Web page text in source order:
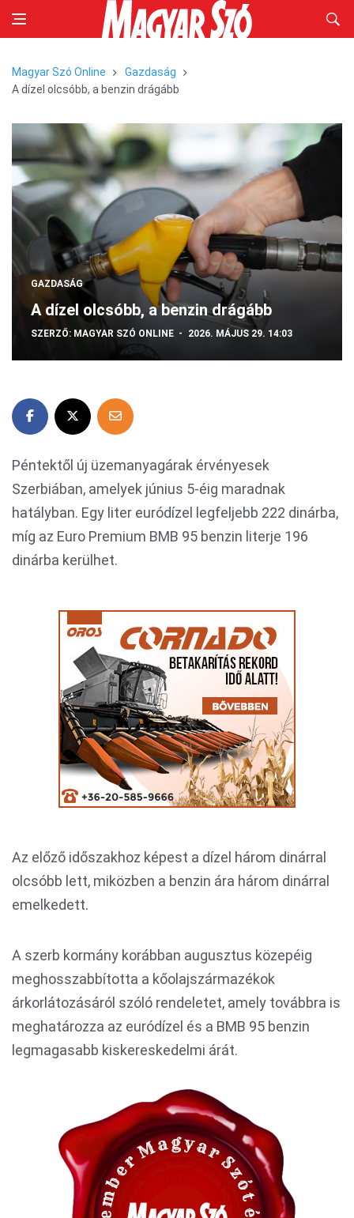
Magyar Szó Online
Gazdaság
A dízel olcsóbb, a benzin drágább
GAZDASÁG
A dízel olcsóbb, a benzin drágább
SZERZŐ: MAGYAR SZÓ ONLINE 2026. MÁJUS 29. 14:03
Péntektől új üzemanyagárak érvényesek
Szerbiában, amelyek június 5-éig maradnak
hatályban. Egy liter euródízel legfeljebb 222 dinárba,
míg az Euro Premium BMB 95 benzin literje 196
dinárba kerülhet.
Az előző időszakhoz képest a dízel három dinárral
olcsóbb lett, miközben a benzin ára három dinárral
emelkedett.
A szerb kormány korábban augusztus közepéig
meghosszabbította a kőolajszármazékok
árkorlátozásáról szóló rendeletet, amely továbbra is
meghatározza az euródízel és a BMB 95 benzin
legmagasabb kiskereskedelmi árát.